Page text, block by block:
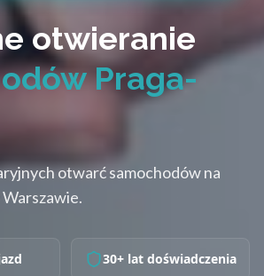
otwieranie
Praga-
otwarć samochodów na
30+ lat doświadczenia